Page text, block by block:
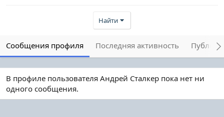
Найти
Сообщения профиля Последняя активность
В профиле пользователя Андрей Сталкер пока нет ни
одного сообщения.